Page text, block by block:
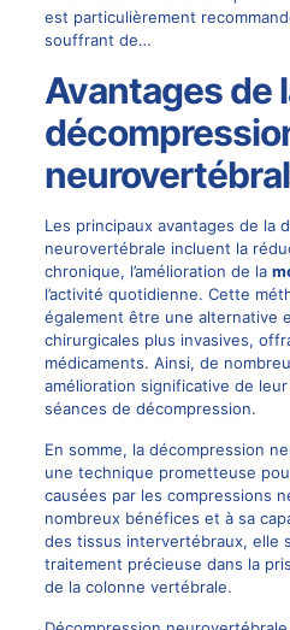
est particulièrement
souffrant de…
Avantages de
Les principaux avantages de la
neurovertébrale incluent la
chronique, l’amélioration de la
l’activité quotidienne. Cette
également être une alternative
chirurgicales plus invasives,
médicaments. Ainsi, de
amélioration significative de
séances de décompression.
En somme, la décompression
une technique prometteuse
causées par les compressions
nombreux bénéfices et à sa
des tissus intervertébraux, elle
traitement précieuse dans la
de la colonne vertébrale.